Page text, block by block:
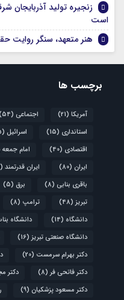
زنجیره تولید آذربایجان
است
هنر متعهد، سنگر روایت
برچسب ها
آمریکا (21) اجتماعی (54)
استانداری (15) اسرائیل (15)
اقتصادی (40) امام جمعه
ایران (80) ایران قدرتمند (21)
باقری بنابی (8) برق (5)
تبریز(48) ترامپ (8)
دانشگاه (14) دانشگاه
دانشگاه صنعتی تبریز(16)
دکتر بهرام سرمست (20)
دکتر فاتحی فر(8) دکتر
دکتر مسعود پزشکیان (9)